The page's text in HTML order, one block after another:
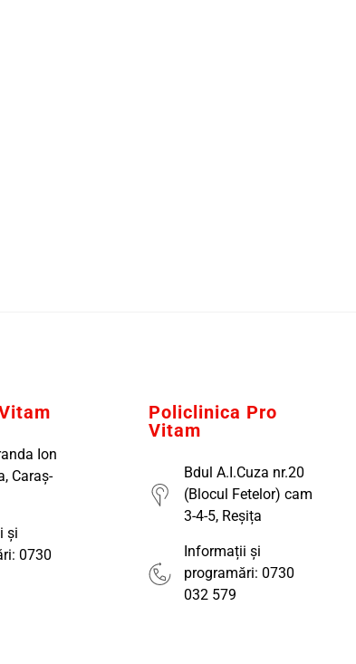
Ion
Caraș-
și
0730
Policlinica Pro
Vitam
Bdul A.I.Cuza nr.20
(Blocul Fetelor) cam
3-4-5, Reșița
Informații și
programări: 0730
032 579